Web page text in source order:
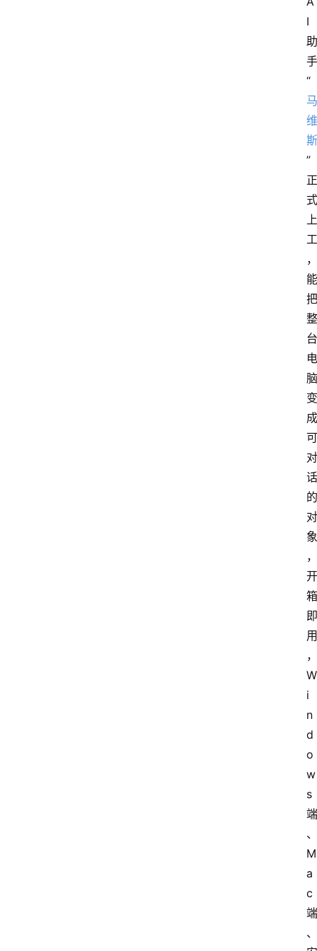
I
助
手
“
马
维
斯
”
正
式
上
工
，
能
把
整
台
电
脑
变
成
可
对
话
的
对
象
，
开
箱
即
用
，
W
i
n
d
o
w
s
端
、
M
a
c
端
、